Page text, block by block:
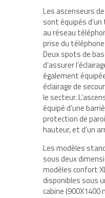
Les ascenseurs
sont équipés
au réseau
prise du
Deux spots de
d’assurer
également
éclairage de
le secteur.
équipé d’une
protection de
hauteur, et d’un
Les modèles
sous deux
modèles confort
disponibles sous
cabine (900X1400